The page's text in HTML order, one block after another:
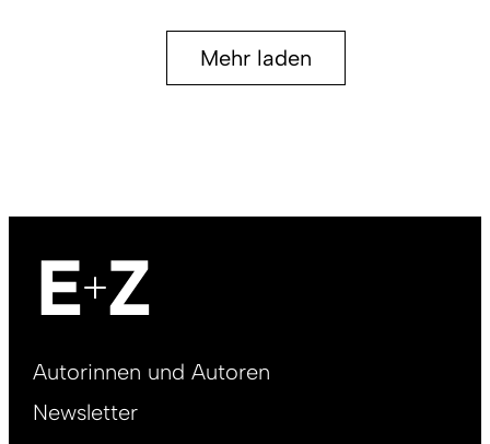
Mehr laden
Footer
DE
Autorinnen und Autoren
Newsletter